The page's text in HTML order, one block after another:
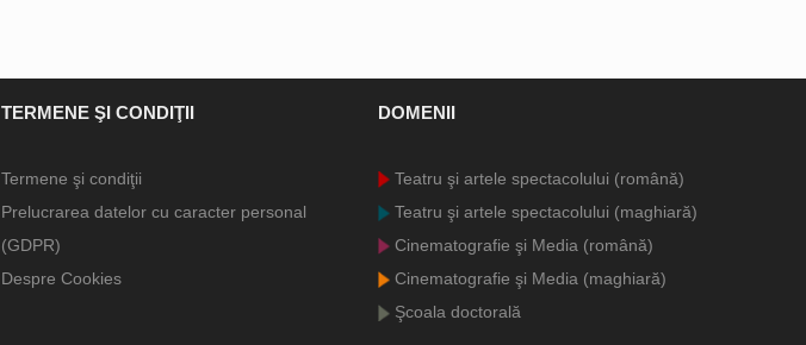
TERMENE ŞI CONDIŢII
Termene şi condiţii
Prelucrarea datelor cu caracter personal
(GDPR)
Despre Cookies
DOMENII
Teatru şi artele spectacolului (română)
Teatru şi artele spectacolului (maghiară)
Cinematografie şi Media (română)
Cinematografie şi Media (maghiară)
Şcoala doctorală